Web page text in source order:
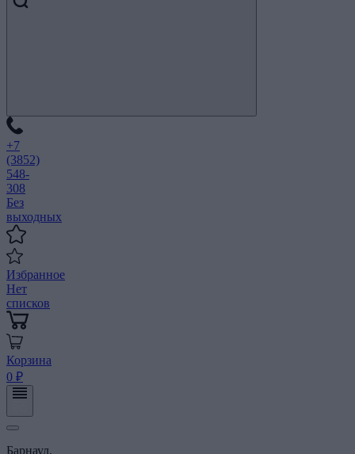
+7
(3852)
548-
308
Без
выходных
Избранное
Нет
списков
Корзина
0 ₽
Барнаул,